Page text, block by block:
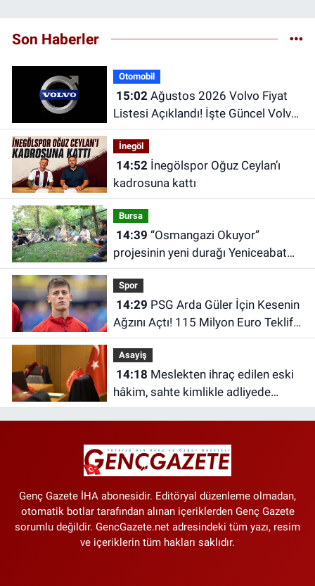
Son Haberler
Otomobil
15:02Ağustos 2026 Volvo Fiyat
Listesi Açıklandı! İşte Güncel Volvo
Modellerinin Fiyatları
İnegöl
14:52İnegölspor Oğuz Ceylan’ı
kadrosuna kattı
Bursa
14:39
projesinin yeni durağı Yeniceabat
oldu
Spor
14:29
Ağzını Açtı! 115 Milyon Euro Teklif
Edildi
Asayiş
14:18
hâkim, sahte kimlikle adliyede
yakalandı
Genç Gazete İHA abonesidir. Editöryal düzenleme olmadan,
otomatik botlar tarafından alınan içeriklerden Genç Gazete
sorumlu değildir. GencGazete.net adresindeki tüm yazı, resim
ve içeriklerin tüm hakları saklıdır.